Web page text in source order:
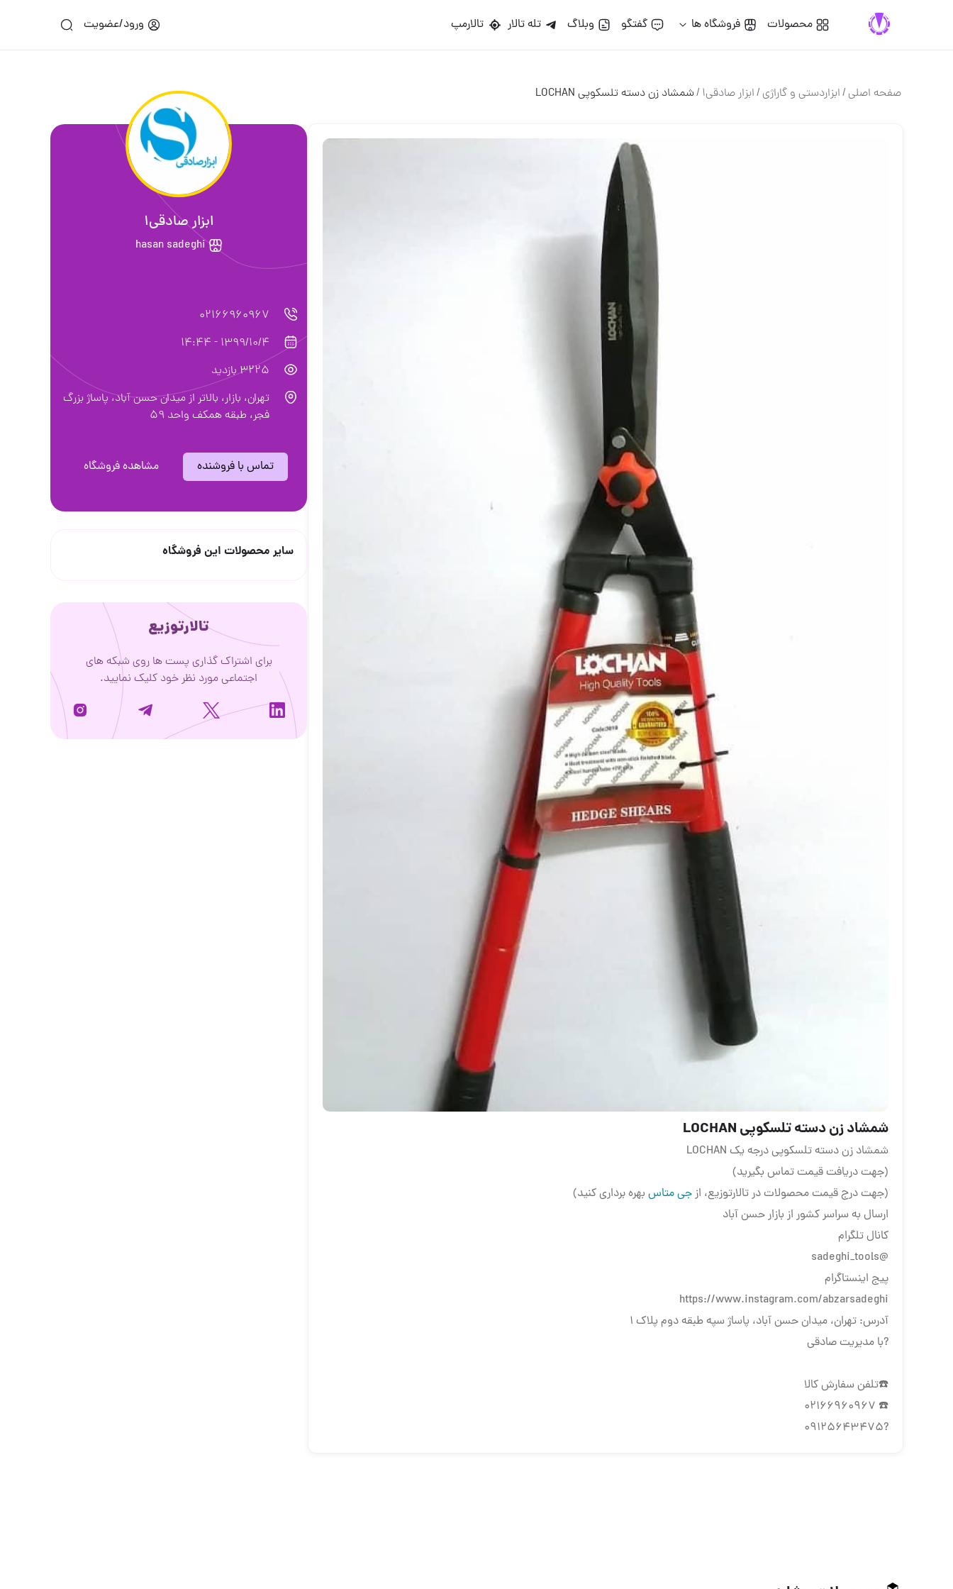
محصولات فروشگاه ها گفتگو وبلاگ تله تالار تالارمپ ورود/عضویت
صفحه اصلی/ابزاردستی و گاراژی/ابزار صادقی1 /شمشاد زن دسته تلسکوپی LOCHAN
شمشاد زن دسته تلسکوپی LOCHAN
شمشاد زن دسته تلسکوپی درجه یک LOCHAN
(جهت دریافت قیمت تماس بگیرید)
(جهت درج قیمت محصولات در تالارتوزیع، ازجی متاس بهره برداری کنید)
ارسال به سراسر کشور از بازار حسن آباد
کانال تلگرام
@sadeghi_tools
پیج اینستاگرام
https://www.instagram.com/abzarsadeghi
آدرس: تهران، میدان حسن آباد، پاساژ سپه طبقه دوم پلاک ۱
?با مدیریت صادقی
☎️تلفن سفارش کالا
☎️ 02166960967
?09125643475
ابزار صادقی1
hasan sadeghi
02166960967
1399/10/4 - 14:44
3225 بازدید
تهران، بازار، بالاتر از میدان حسن آباد، پاساژ بزرگ
فجر، طبقه همکف واحد ۵٩
تماس با فروشنده مشاهده فروشگاه
سایر محصولات این فروشگاه
تالارتوزیع
برای اشتراک گذاری پست ها روی شبکه های
اجتماعی مورد نظر خود کلیک نمایید.